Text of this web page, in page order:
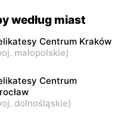
Centrum
ul. Béli Bartóka
ul. Starodęby 8
Centrum
według miast
Centrum Kraków
małopolskie)
Centrum
dolnośląskie)